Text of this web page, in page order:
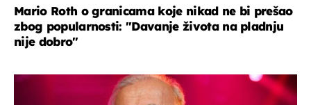
Mario Roth o granicama koje nikad ne bi prešao
zbog popularnosti: "Davanje života na pladnju
nije dobro"